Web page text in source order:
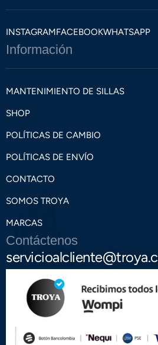
INSTAGRAMFACEBOOKWHATSAPP
Información
MANTENIMIENTO DE SILLAS
SHOP
POLÍTICAS DE CAMBIO
POLÍTICAS DE ENVÍO
CONTACTO
SOMOS TROYA
MARCAS
Contáctenos